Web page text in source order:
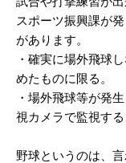
スポーツ振興課が
があります。
・確実に場外飛球
めたものに限る。
・場外飛球等が発
視カメラで監視する
野球というのは、